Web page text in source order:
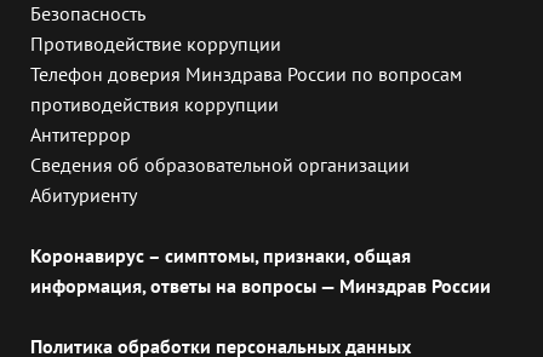
Безопасность
Противодействие коррупции
Телефон доверия Минздрава России по вопросам
противодействия коррупции
Антитеррор
Сведения об образовательной организации
Абитуриенту
Коронавирус – симптомы, признаки, общая
информация, ответы на вопросы — Минздрав России
Политика обработки персональных данных